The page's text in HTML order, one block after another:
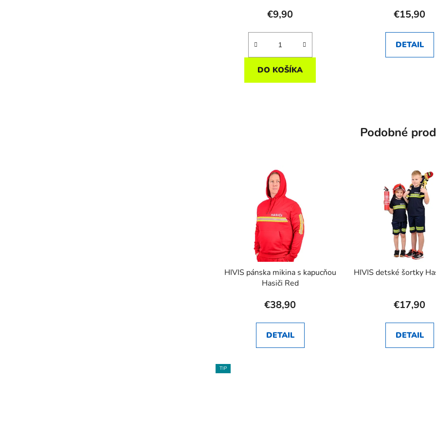
€9,90
DO KOŠÍKA
€15,90
DETAIL
Podobné
HIVIS pánska mikina s kapucňou
Hasiči Red
€38,90
DETAIL
HIVIS detské šortky
€17,90
DETAIL
TIP